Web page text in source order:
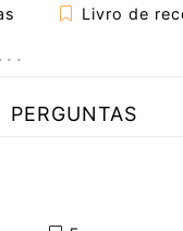
Livro de
PERGUNTAS